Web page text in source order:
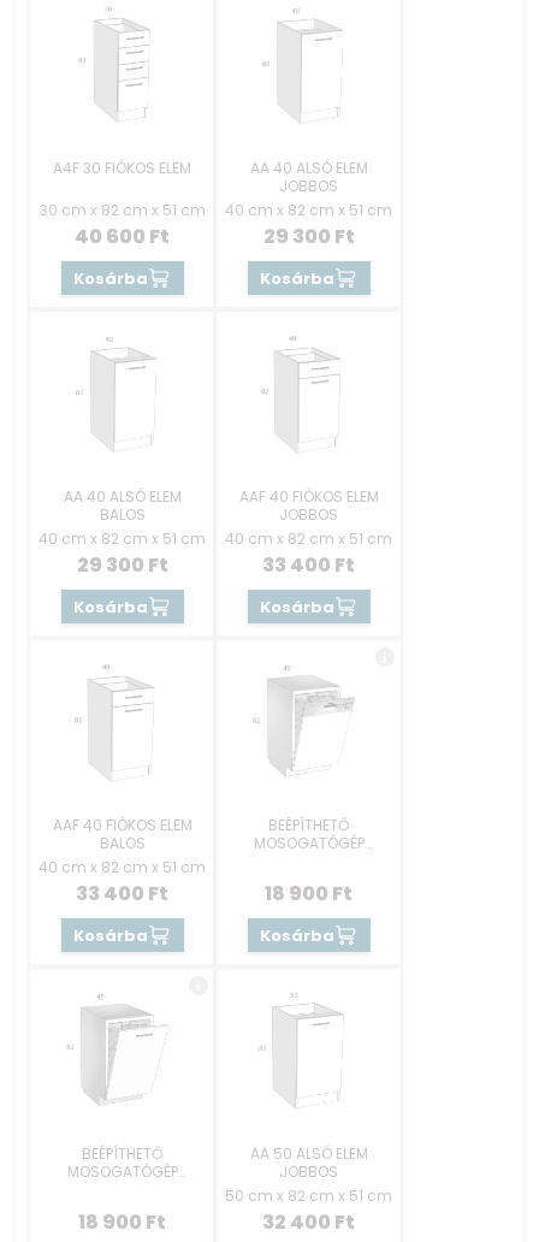
A4F 30 FIÓKOS ELEM
30 cm x 82 cm x 51 cm
40 600 Ft
Kosárba
AA 40 ALSÓ ELEM
JOBBOS
40 cm x 82 cm x 51 cm
29 300 Ft
Kosárba
AA 40 ALSÓ ELEM
BALOS
40 cm x 82 cm x 51 cm
29 300 Ft
Kosárba
AAF 40 FIÓKOS ELEM
JOBBOS
40 cm x 82 cm x 51 cm
33 400 Ft
Kosárba
AAF 40 FIÓKOS ELEM
BALOS
40 cm x 82 cm x 51 cm
33 400 Ft
Kosárba
BEÉPÍTHETŐ
MOSOGATÓGÉP
18 900 Ft
Kosárba
BEÉPÍTHETŐ
MOSOGATÓGÉP
18 900 Ft
AA 50 ALSÓ ELEM
JOBBOS
50 cm x 82 cm x 51 cm
32 400 Ft